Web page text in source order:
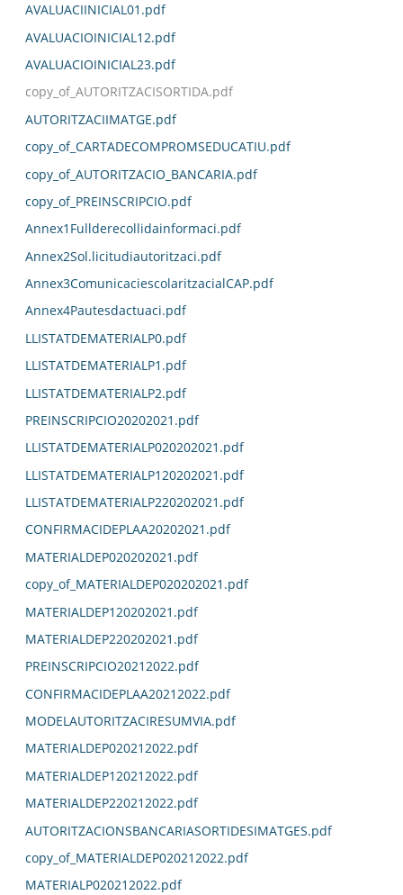
AVALUACIINICIAL01.pdf
AVALUACIOINICIAL12.pdf
AVALUACIOINICIAL23.pdf
copy_of_AUTORITZACISORTIDA.pdf
AUTORITZACIIMATGE.pdf
copy_of_CARTADECOMPROMSEDUCATIU.pdf
copy_of_AUTORITZACIO_BANCARIA.pdf
copy_of_PREINSCRIPCIO.pdf
Annex1Fullderecollidainformaci.pdf
Annex2Sol.licitudiautoritzaci.pdf
Annex3ComunicaciescolaritzacialCAP.pdf
Annex4Pautesdactuaci.pdf
LLISTATDEMATERIALP0.pdf
LLISTATDEMATERIALP1.pdf
LLISTATDEMATERIALP2.pdf
PREINSCRIPCIO20202021.pdf
LLISTATDEMATERIALP020202021.pdf
LLISTATDEMATERIALP120202021.pdf
LLISTATDEMATERIALP220202021.pdf
CONFIRMACIDEPLAA20202021.pdf
MATERIALDEP020202021.pdf
copy_of_MATERIALDEP020202021.pdf
MATERIALDEP120202021.pdf
MATERIALDEP220202021.pdf
PREINSCRIPCIO20212022.pdf
CONFIRMACIDEPLAA20212022.pdf
MODELAUTORITZACIRESUMVIA.pdf
MATERIALDEP020212022.pdf
MATERIALDEP120212022.pdf
MATERIALDEP220212022.pdf
AUTORITZACIONSBANCARIASORTIDESIMATGES.pdf
copy_of_MATERIALDEP020212022.pdf
MATERIALP020212022.pdf